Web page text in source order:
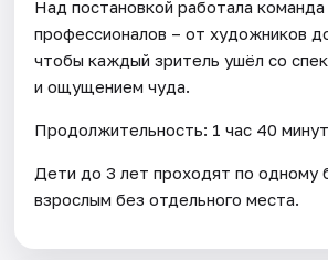
Над постановкой работала
профессионалов – от художников
чтобы каждый зритель ушёл со
и ощущением чуда.
Продолжительность: 1 час 40
Дети до 3 лет проходят по одному
взрослым без отдельного места.